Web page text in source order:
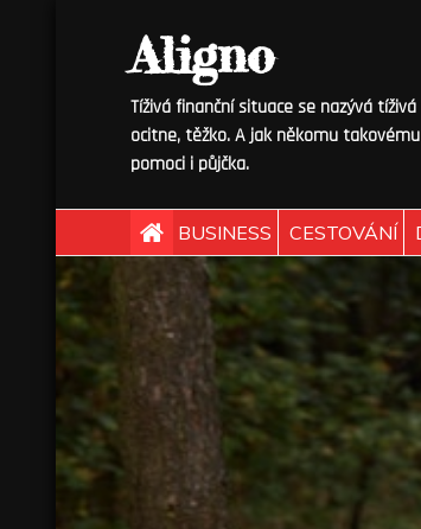
Aligno
Tíživá finanční situace se nazývá
ocitne, těžko. A jak někomu
pomoci i půjčka.
BUSINESS CESTOVÁNÍ